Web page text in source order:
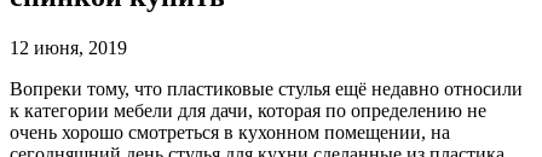
12 июня, 2019
Вопреки тому, что пластиковые стулья ещё недавно относили
к категории мебели для дачи, которая по определению не
очень хорошо смотреться в кухонном помещении, на